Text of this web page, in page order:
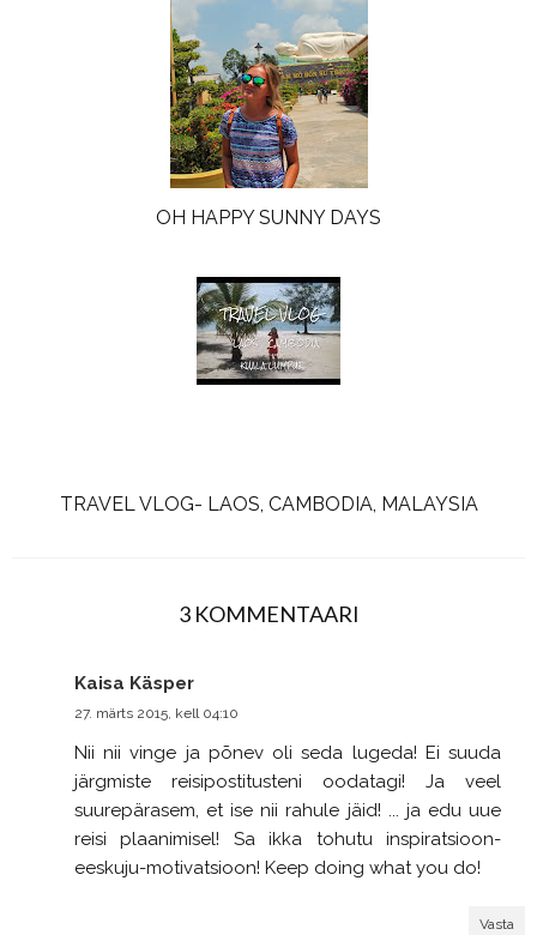
OH HAPPY SUNNY DAYS
TRAVEL VLOG- LAOS, CAMBODIA, MALAYSIA
3 KOMMENTAARI
Kaisa Käsper
27. märts 2015, kell 04:10
Nii nii vinge ja põnev oli seda lugeda! Ei suuda
järgmiste reisipostitusteni oodatagi! Ja veel
suurepärasem, et ise nii rahule jäid! ... ja edu uue
reisi plaanimisel! Sa ikka tohutu inspiratsioon-
eeskuju-motivatsioon! Keep doing what you do!
Vasta